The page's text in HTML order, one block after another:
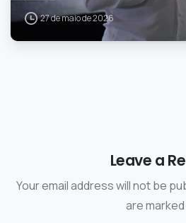
27 de maio de 2026
Leave a
Your email address will not be
are marked